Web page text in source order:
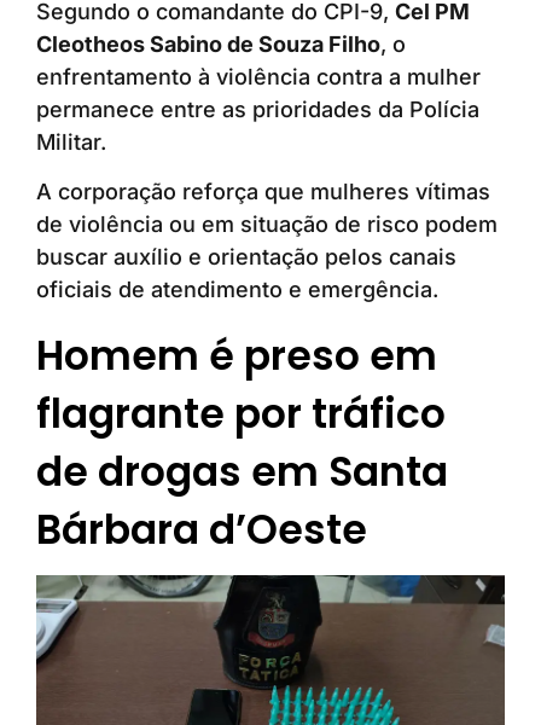
Segundo o comandante do CPI-9, Cel PM
Cleotheos Sabino de Souza Filho, o
enfrentamento à violência contra a mulher
permanece entre as prioridades da Polícia
Militar.
A corporação reforça que mulheres vítimas
de violência ou em situação de risco podem
buscar auxílio e orientação pelos canais
oficiais de atendimento e emergência.
Homem é preso em
flagrante por tráfico
de drogas em Santa
Bárbara d’Oeste